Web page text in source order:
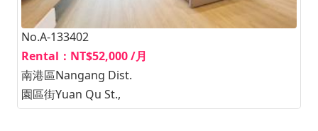
No.A-133402
Rental：NT$52,000 /月
南港區Nangang Dist.
園區街Yuan Qu St.,